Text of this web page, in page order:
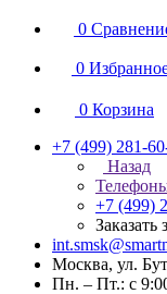
0
0
0 Корзина
+7 (499) 281-
Назад
+7 (499)
Заказать
Москва, ул.
Пн. – Пт.: с